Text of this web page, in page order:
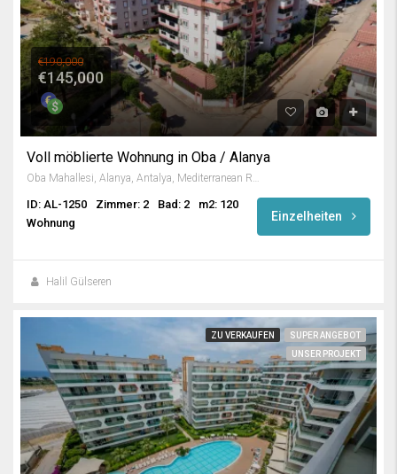
€190,000
€145,000
Voll möblierte Wohnung in Oba / Alanya
ID: AL-1250 Zimmer: 2 Bad: 2
m2: 120
Wohnung
Einzelheiten
Halil Gülseren
ZU VERKAUFEN
SUPER ANGEBOT
UNSER PROJEKT